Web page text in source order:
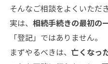
そんなご相談をよくいただき
実は、 相続手続きの最初の
「登記」ではありません。
まずやるべきは、 亡くなっ